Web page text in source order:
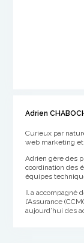
Adrien
Curieux par
web marketing
Adrien gère des
coordination des
équipes
Il a accompagné
l’Assurance
aujourd’hui des